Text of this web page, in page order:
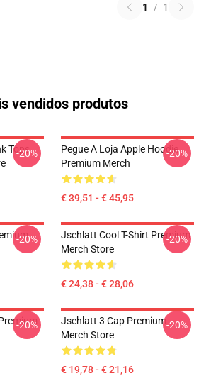
1 / 1
vendidos produtos
Tops
-20%
Pegue A Loja Apple Hoodie
Premium Merch
€ 39,51 - € 45,95
-20%
-20%
Jschlatt Cool T-Shirt Premium
Merch Store
€ 24,38 - € 28,06
-20%
-20%
Jschlatt 3 Cap Premium
Merch Store
€ 19,78 - € 21,16
-20%